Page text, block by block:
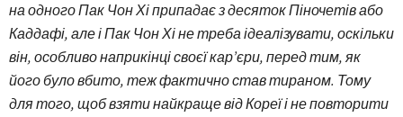
на одного Пак Чон Хі припадає з десяток Піночетів або
Каддафі, але і Пак Чон Хі не треба ідеалізувати, оскільки
він, особливо наприкінці своєї кар’єри, перед тим, як
його було вбито, теж фактично став тираном. Тому
для того, щоб взяти найкраще від Кореї і не повторити